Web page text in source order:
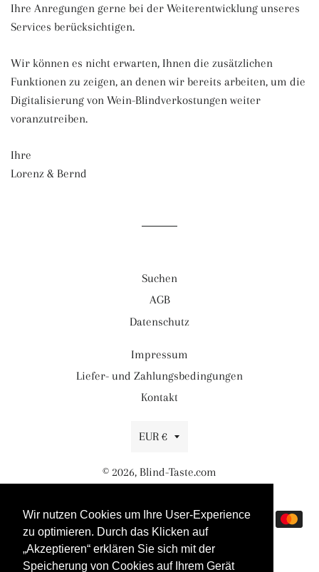
Wir nutzen Cookies um Ihre User-Experience
zu optimieren. Durch das Klicken auf
„Akzeptieren“ erklären Sie sich mit der
Speicherung von Cookies auf Ihrem Gerät
Ihre Anregungen gerne bei der Weiterentwicklung unseres
Services berücksichtigen.
Wir können es nicht erwarten, Ihnen die zusätzlichen
Funktionen zu zeigen, an denen wir bereits arbeiten, um die
Digitalisierung von Wein-Blindverkostungen weiter
voranzutreiben.
Ihre
Lorenz & Bernd
Suchen
AGB
Datenschutz
Impressum
Liefer- und Zahlungsbedingungen
Kontakt
Währung
EUR €
© 2026, Blind-Taste.com
Zahlungsmethoden